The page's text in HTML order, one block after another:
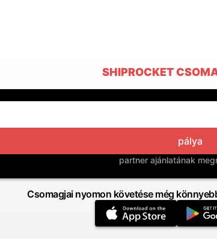
SHIPROCKET
pálya
partner ajánlatának
Csomagjai nyomon követése még